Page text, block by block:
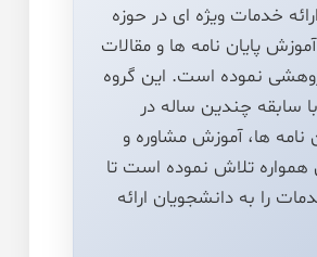
خدمات ویژه ای در حوزه
پایان نامه ها و مقالات
نموده است. این گروه
سابقه چندین ساله در
نامه ها، آموزش مشاوره و
همواره تلاش نموده است تا
را به دانشجویان ارائه